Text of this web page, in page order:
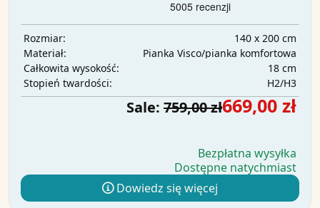
Rozmiar:
140 x 200 cm
Materiał:
Pianka Visco/pianka komfortowa
Całkowita wysokość:
18 cm
Stopień twardości:
H2/H3
Sale: 759,00 zł669,00 zł
Bezpłatna wysyłka
Dostępne natychmiast
Dowiedz się więcej